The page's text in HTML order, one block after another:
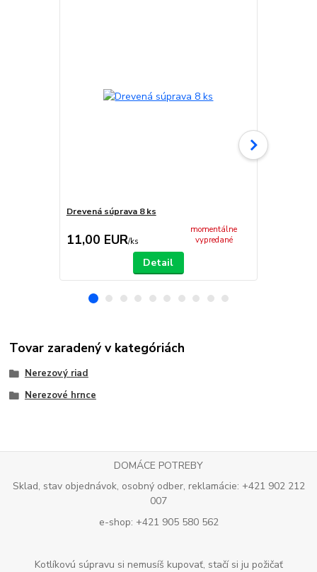
Drevená súprava 8 ks
11,00 EUR/ks
momentálne
vypredané
Detail
Tovar zaradený v kategóriách
Nerezový riad
Nerezové hrnce
DOMÁCE POTREBY
Sklad, stav objednávok, osobný odber, reklamácie: +421 902 212
007
e-shop: +421 905 580 562
Kotlíkovú súpravu si nemusíš kupovať, stačí si ju požičať